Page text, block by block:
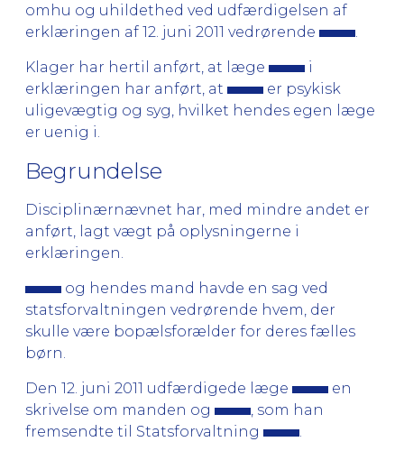
omhu og uhildethed ved udfærdigelsen af
erklæringen af 12. juni 2011 vedrørende
Klager har hertil anført, at læge
i
erklæringen har anført, at
er psykisk
uligevægtig og syg, hvilket hendes egen læge
er uenig i.
Begrundelse
Disciplinærnævnet har, med mindre andet er
anført, lagt vægt på oplysningerne i
erklæringen.
og hendes mand havde en sag ved
statsforvaltningen vedrørende hvem, der
skulle være bopælsforælder for deres fælles
børn.
Den 12. juni 2011 udfærdigede læge
en
skrivelse om manden og
, som han
fremsendte til Statsforvaltning